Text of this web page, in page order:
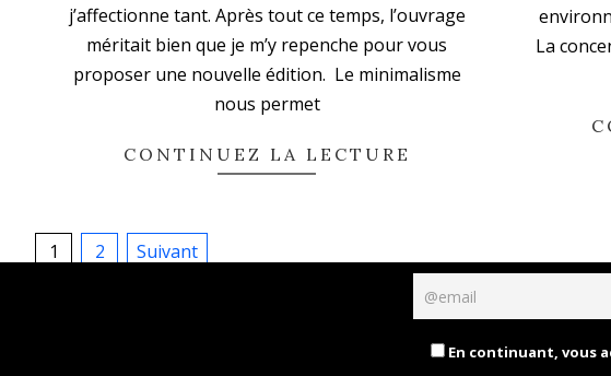
j’affectionne tant. Après tout ce temps, l’ouvrage
méritait bien que je m’y repenche pour vous
proposer une nouvelle édition. Le minimalisme
nous permet
CONTINUEZ LA LECTURE
La
Pagination
1 2 Suivant
Politique de
En continuant, vous